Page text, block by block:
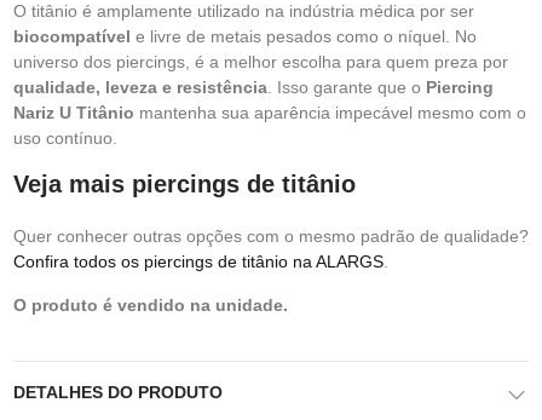
O titânio é amplamente utilizado na indústria médica por ser
biocompatível e livre de metais pesados como o níquel. No
universo dos piercings, é a melhor escolha para quem preza por
qualidade, leveza e resistência . Isso garante que o Piercing
Nariz U Titânio mantenha sua aparência impecável mesmo com o
uso contínuo.
Veja mais piercings de titânio
Quer conhecer outras opções com o mesmo padrão de qualidade?
Confira todos os piercings de titânio na ALARGS
O produto é vendido na unidade.
DETALHES DO PRODUTO